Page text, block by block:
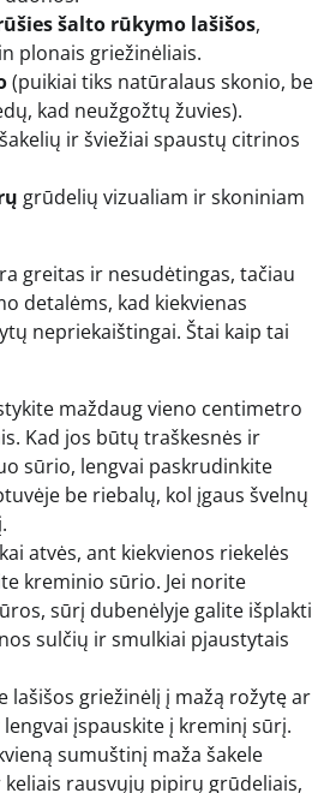
šalto rūkymo lašišos,
plonais griežinėliais.
(puikiai tiks natūralaus skonio, be
kad neužgožtų žuvies).
šakelių ir šviežiai spaustų citrinos
grūdelių vizualiam ir skoniniam
greitas ir nesudėtingas, tačiau
detalėms, kad kiekvienas
nepriekaištingai. Štai kaip tai
maždaug vieno centimetro
Kad jos būtų traškesnės ir
sūrio, lengvai paskrudinkite
be riebalų, kol įgaus švelnų
atvės, ant kiekvienos riekelės
kreminio sūrio. Jei norite
sūrį dubenėlyje galite išplakti
sulčių ir smulkiai pjaustytais
lašišos griežinėlį į mažą rožytę ar
įspauskite į kreminį sūrį.
sumuštinį maža šakele
rausvųjų pipirų grūdeliais,